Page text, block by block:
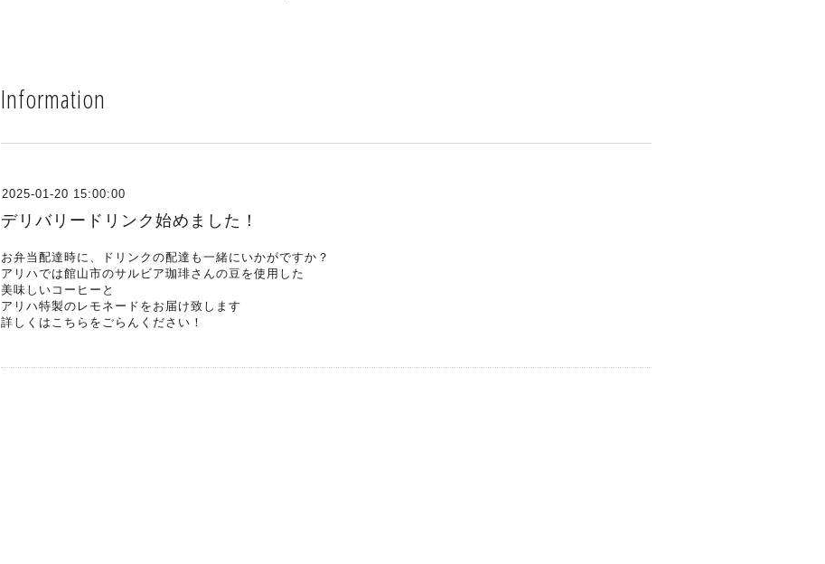
Information
2025-01-20 15:00:00
デリバリードリンク始めました！
お弁当配達時に、ドリンクの配達も一緒にいかがですか？
アリハでは館山市のサルビア珈琲さんの豆を使用した
美味しいコーヒーと
アリハ特製のレモネードをお届け致します
詳しくは こちら をごらんください！